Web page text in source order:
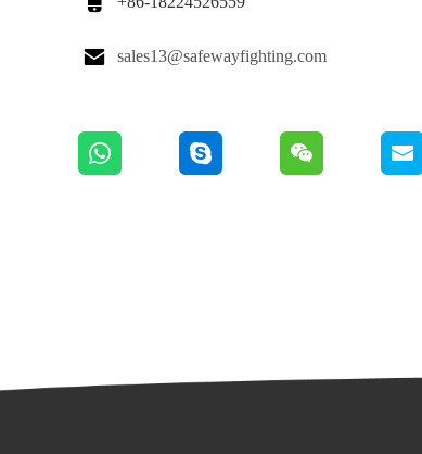
 sales13@safewayfighting.com